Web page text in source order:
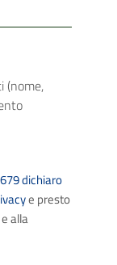
(nome,
dichiaro
e presto
alla